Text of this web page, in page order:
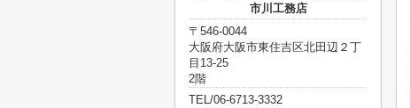
市川工務店
〒546-0044
大阪府大阪市東住吉区北田辺２丁
目13-25
2階
TEL/06-6713-3332